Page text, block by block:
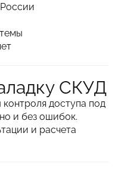
СКУД
доступа под
и без ошибок.
и расчета